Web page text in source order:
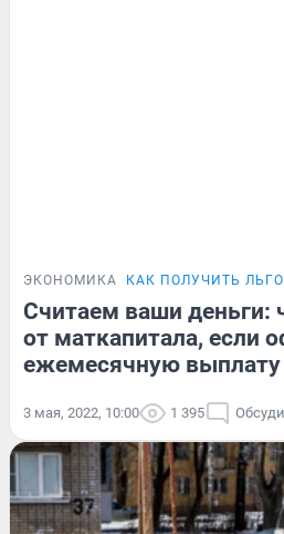
ЭКОНОМИКА КАК ПОЛУЧИТЬ
Считаем ваши деньги:
от маткапитала, если
ежемесячную выплату
3 мая, 2022, 10:00 1 395